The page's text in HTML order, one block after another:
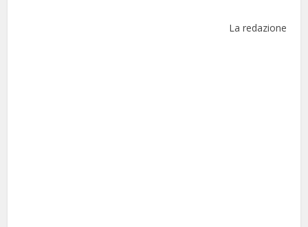
La redazione